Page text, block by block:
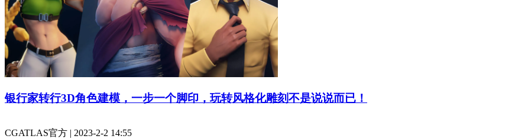
银行家转行3D角色建模，一步一个脚印，玩转风格化雕刻不是说说而已！
CGATLAS官方 | 2023-2-2 14:55